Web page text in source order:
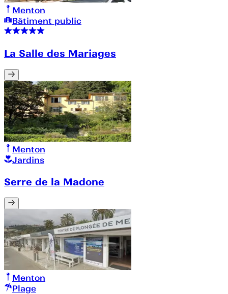
Menton
Bâtiment public
La Salle des Mariages
Menton
Jardins
Serre de la Madone
Menton
Plage